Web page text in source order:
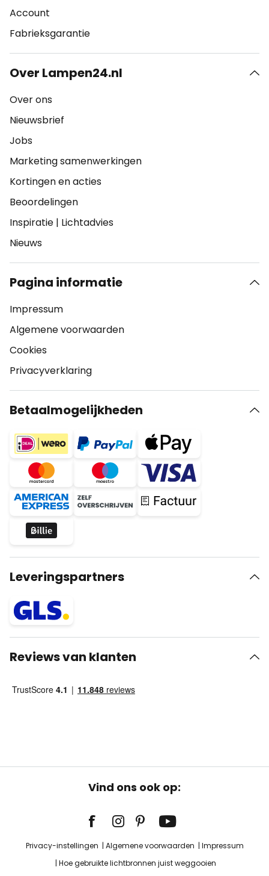
Account
Fabrieksgarantie
Over Lampen24.nl
Over ons
Nieuwsbrief
Jobs
Marketing samenwerkingen
Kortingen en acties
Beoordelingen
Inspiratie | Lichtadvies
Nieuws
Pagina informatie
Impressum
Algemene voorwaarden
Cookies
Privacyverklaring
Betaalmogelijkheden
Leveringspartners
Reviews van klanten
Vind ons ook op:
Privacy-instellingen Algemene voorwaarden
Impressum
Hoe gebruikte lichtbronnen juist weggooien